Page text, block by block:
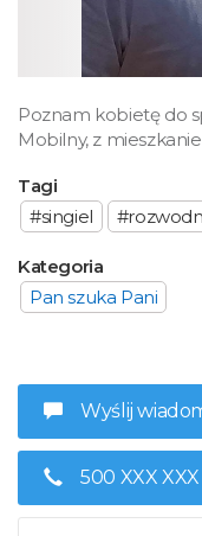
Poznam kobietę do
Mobilny, z
Tagi
#singiel
Kategoria
Pan szuka Pani
Wyślij
500 XXX XXX